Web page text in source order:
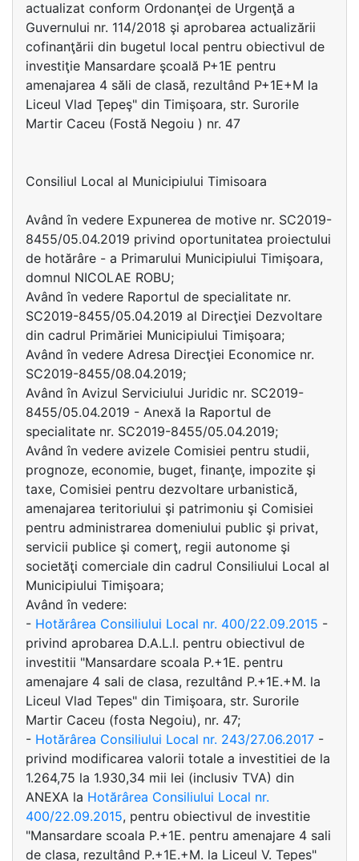
actualizat conform Ordonanţei de Urgenţă a
Guvernului nr. 114/2018 şi aprobarea actualizării
cofinanţării din bugetul local pentru obiectivul de
investiţie Mansardare şcoală P+1E pentru
amenajarea 4 săli de clasă, rezultând P+1E+M la
Liceul Vlad Ţepeş" din Timişoara, str. Surorile
Martir Caceu (Fostă Negoiu ) nr. 47
Consiliul Local al Municipiului Timisoara
Având în vedere Expunerea de motive nr. SC2019-
8455/05.04.2019 privind oportunitatea proiectului
de hotărâre - a Primarului Municipiului Timişoara,
domnul NICOLAE ROBU;
Având în vedere Raportul de specialitate nr.
SC2019-8455/05.04.2019 al Direcţiei Dezvoltare
din cadrul Primăriei Municipiului Timişoara;
Având în vedere Adresa Direcţiei Economice nr.
SC2019-8455/08.04.2019;
Având în Avizul Serviciului Juridic nr. SC2019-
8455/05.04.2019 - Anexă la Raportul de
specialitate nr. SC2019-8455/05.04.2019;
Având în vedere avizele Comisiei pentru studii,
prognoze, economie, buget, finanţe, impozite şi
taxe, Comisiei pentru dezvoltare urbanistică,
amenajarea teritoriului şi patrimoniu şi Comisiei
pentru administrarea domeniului public şi privat,
servicii publice şi comerţ, regii autonome şi
societăţi comerciale din cadrul Consiliului Local al
Municipiului Timişoara;
Având în vedere:
- Hotărârea Consiliului Local nr. 400/22.09.2015 -
privind aprobarea D.A.L.I. pentru obiectivul de
investitii "Mansardare scoala P.+1E. pentru
amenajare 4 sali de clasa, rezultând P.+1E.+M. la
Liceul Vlad Tepes" din Timişoara, str. Surorile
Martir Caceu (fosta Negoiu), nr. 47;
- Hotărârea Consiliului Local nr. 243/27.06.2017 -
privind modificarea valorii totale a investitiei de la
1.264,75 la 1.930,34 mii lei (inclusiv TVA) din
ANEXA la Hotărârea Consiliului Local nr.
400/22.09.2015, pentru obiectivul de investitie
"Mansardare scoala P.+1E. pentru amenajare 4 sali
de clasa, rezultând P.+1E.+M. la Liceul V. Tepes"